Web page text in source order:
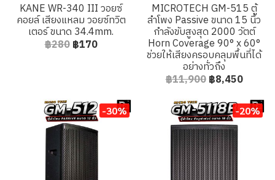
KANE WR-340 III วอยซ์
คอยล์ เสียงแหลม วอยซ์ทวิต
เตอร์ ขนาด 34.4mm.
฿280 ฿170
MICROTECH GM-515 ตู้
ลำโพง Passive ขนาด 15 นิ้ว
กำลังขับสูงสุด 2000 วัตต์
Horn Coverage 90° x 60°
ช่วยให้เสียงครอบคลุมพื้นที่ได้
อย่างทั่วถึง
฿11,900 ฿8,450
-30% -20%